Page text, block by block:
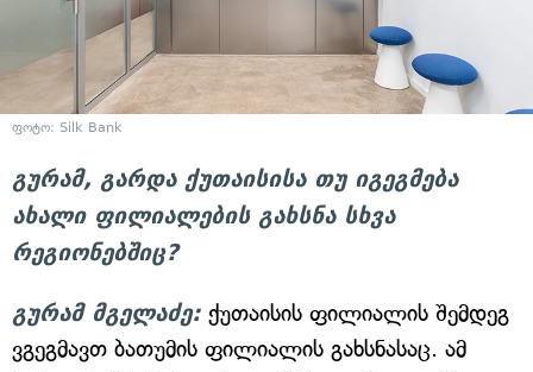
ფოტო: Silk Bank
გურამ, გარდა ქუთაისისა თუ იგეგმება
ახალი ფილიალების გახსნა სხვა
რეგიონებშიც?
გურამ მგელაძე: ქუთაისის ფილიალის შემდეგ
ვგეგმავთ ბათუმის ფილიალის გახსნასაც. ამ